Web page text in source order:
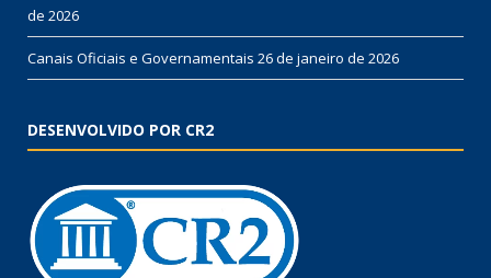
de 2026
Canais Oficiais e Governamentais 26 de janeiro de 2026
DESENVOLVIDO POR CR2